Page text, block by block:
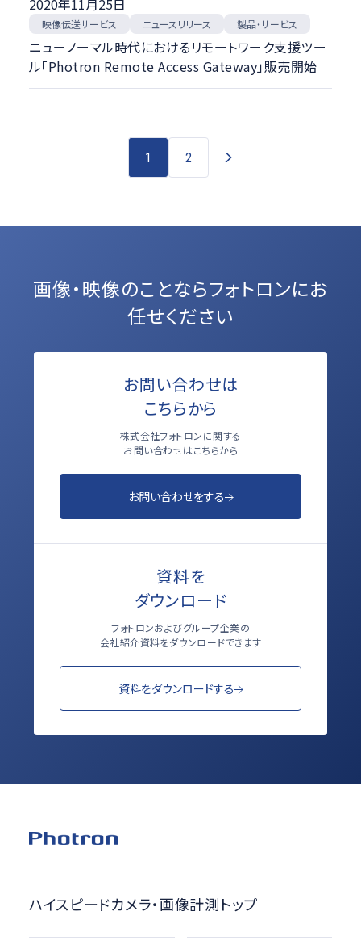
2020年11月25日
映像伝送サービス ニュースリリース 製品・サービス
ニューノーマル時代におけるリモートワーク支援ツー
ル「Photron Remote Access Gateway」販売開始
1 2
画像・映像のことならフォトロンにお
任せください
お問い合わせは
こちらから
株式会社フォトロンに関する
お問い合わせはこちらから
お問い合わせをする
資料を
ダウンロード
フォトロンおよびグループ企業の
会社紹介資料をダウンロードできます
資料をダウンロードする
ハイスピードカメラ・画像計測トップ